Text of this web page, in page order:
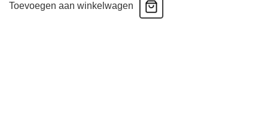
padded
Toevoegen aan winkelwagen